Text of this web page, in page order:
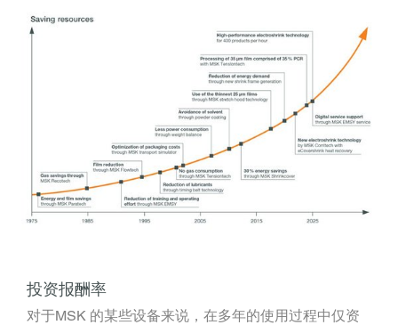
投资报酬率
对于MSK 的某些设备来说，在多年的使用过程中仅资